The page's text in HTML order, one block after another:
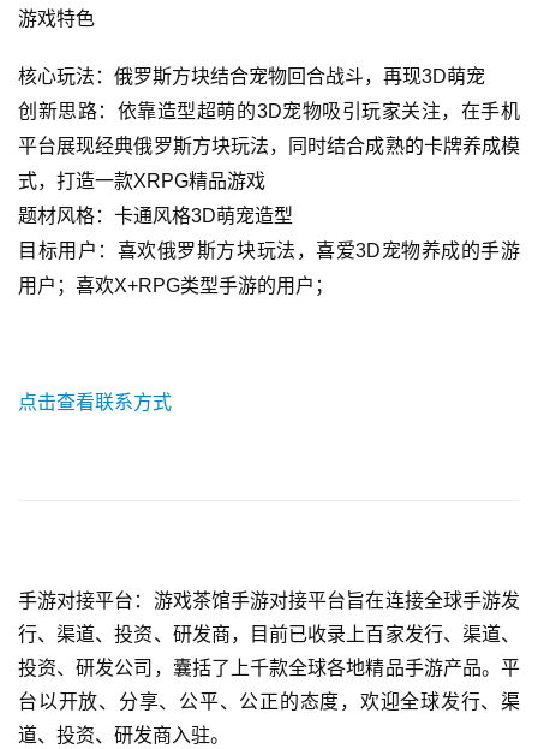
游戏特色
核心玩法：俄罗斯方块结合宠物回合战斗，再现3D萌宠
创新思路：依靠造型超萌的3D宠物吸引玩家关注，在手机
平台展现经典俄罗斯方块玩法，同时结合成熟的卡牌养成模
式，打造一款XRPG精品游戏
题材风格：卡通风格3D萌宠造型
目标用户：喜欢俄罗斯方块玩法，喜爱3D宠物养成的手游
用户；喜欢X+RPG类型手游的用户；
点击查看联系方式
手游对接平台：游戏茶馆手游对接平台旨在连接全球手游发
行、渠道、投资、研发商，目前已收录上百家发行、渠道、
投资、研发公司，囊括了上千款全球各地精品手游产品。平
台以开放、分享、公平、公正的态度，欢迎全球发行、渠
道、投资、研发商入驻。